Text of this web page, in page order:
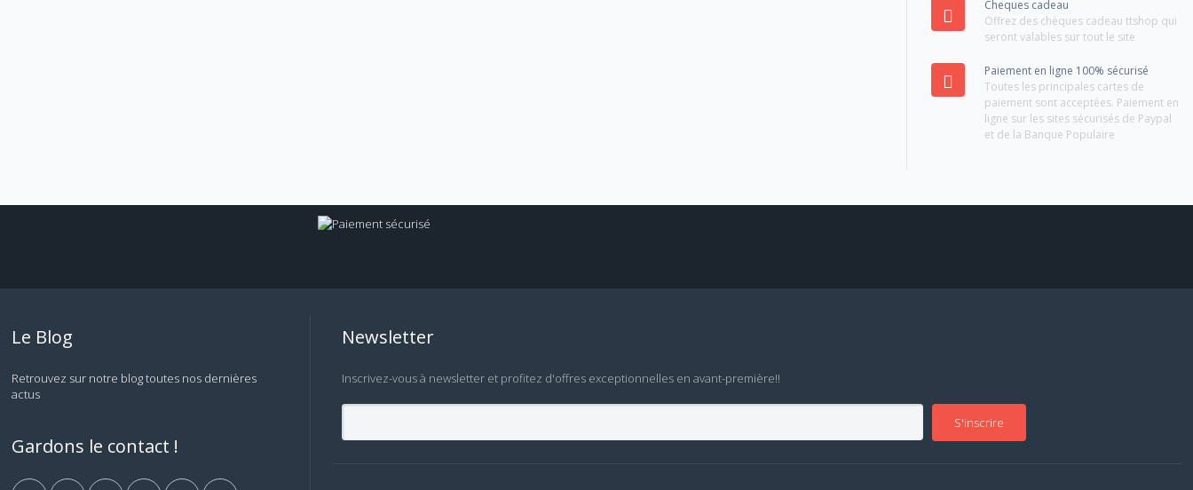
Cheques cadeau
Offrez des chèques cadeau ttshop qui
seront valables sur tout le site
Paiement en ligne 100% sécurisé
Toutes les principales cartes de
paiement sont acceptées. Paiement en
ligne sur les sites sécurisés de Paypal
et de la Banque Populaire
Le Blog
Retrouvez sur notre blog toutes nos dernières
actus
Gardons le contact !
Newsletter
Inscrivez-vous à newsletter et profitez d'offres exceptionnelles en avant-première!!
S'inscrire